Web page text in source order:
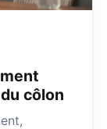
côlon